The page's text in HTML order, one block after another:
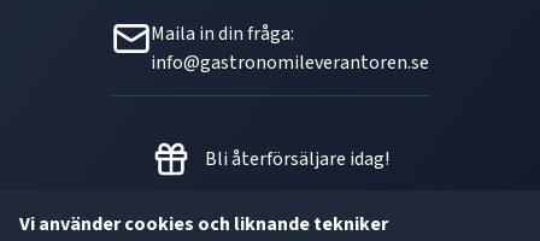
Vi använder cookies och liknande tekniker
Maila in din fråga:
info@gastronomileverantoren.se
Bli återförsäljare idag!